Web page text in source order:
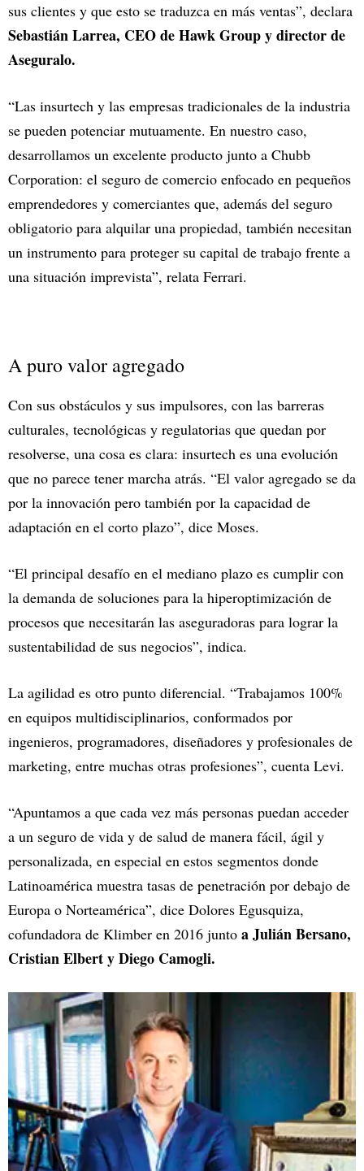
sus clientes y que esto se traduzca en más ventas”, declara
Sebastián Larrea, CEO de Hawk Group y director de
Aseguralo.
“Las insurtech y las empresas tradicionales de la industria
se pueden potenciar mutuamente. En nuestro caso,
desarrollamos un excelente producto junto a Chubb
Corporation: el seguro de comercio enfocado en pequeños
emprendedores y comerciantes que, además del seguro
obligatorio para alquilar una propiedad, también necesitan
un instrumento para proteger su capital de trabajo frente a
una situación imprevista”, relata Ferrari.
A puro valor agregado
Con sus obstáculos y sus impulsores, con las barreras
culturales, tecnológicas y regulatorias que quedan por
resolverse, una cosa es clara: insurtech es una evolución
que no parece tener marcha atrás. “El valor agregado se da
por la innovación pero también por la capacidad de
adaptación en el corto plazo”, dice Moses.
“El principal desafío en el mediano plazo es cumplir con
la demanda de soluciones para la hiperoptimización de
procesos que necesitarán las aseguradoras para lograr la
sustentabilidad de sus negocios”, indica.
La agilidad es otro punto diferencial. “Trabajamos 100%
en equipos multidisciplinarios, conformados por
ingenieros, programadores, diseñadores y profesionales de
marketing, entre muchas otras profesiones”, cuenta Levi.
“Apuntamos a que cada vez más personas puedan acceder
a un seguro de vida y de salud de manera fácil, ágil y
personalizada, en especial en estos segmentos donde
Latinoamérica muestra tasas de penetración por debajo de
Europa o Norteamérica”, dice Dolores Egusquiza,
cofundadora de Klimber en 2016 junto a Julián Bersano,
Cristian Elbert y Diego Camogli.